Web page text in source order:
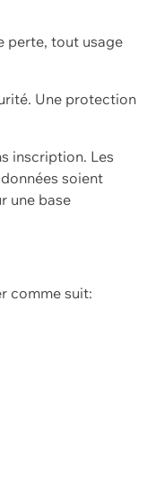
perte, tout usage
Une protection
inscription. Les
soient
une base
comme suit: